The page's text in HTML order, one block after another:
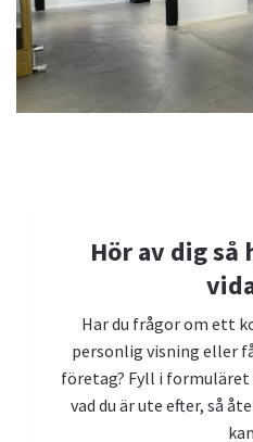
Boka
Hör av dig
Har du frågor om ett
personlig visning eller
företag? Fyll i
vad du är ute efter, så